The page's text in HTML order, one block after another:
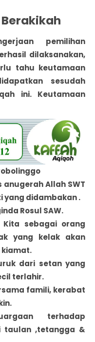
pemilihan
dilaksanakan,
tahu keutamaan
sesudah
ini. Keutamaan
Allah SWT
yang didambakan .
Rosul SAW.
Kita sebagai orang
yang kelak akan
kiamat.
dari setan yang
terlahir.
famili, kerabat
terhadap
taulan ,tetangga &